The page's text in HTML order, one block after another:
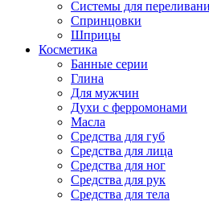
Системы для
Спринцовки
Шприцы
Косметика
Банные серии
Глина
Для мужчин
Духи с ферромонами
Масла
Средства для губ
Средства для лица
Средства для ног
Средства для рук
Средства для тела